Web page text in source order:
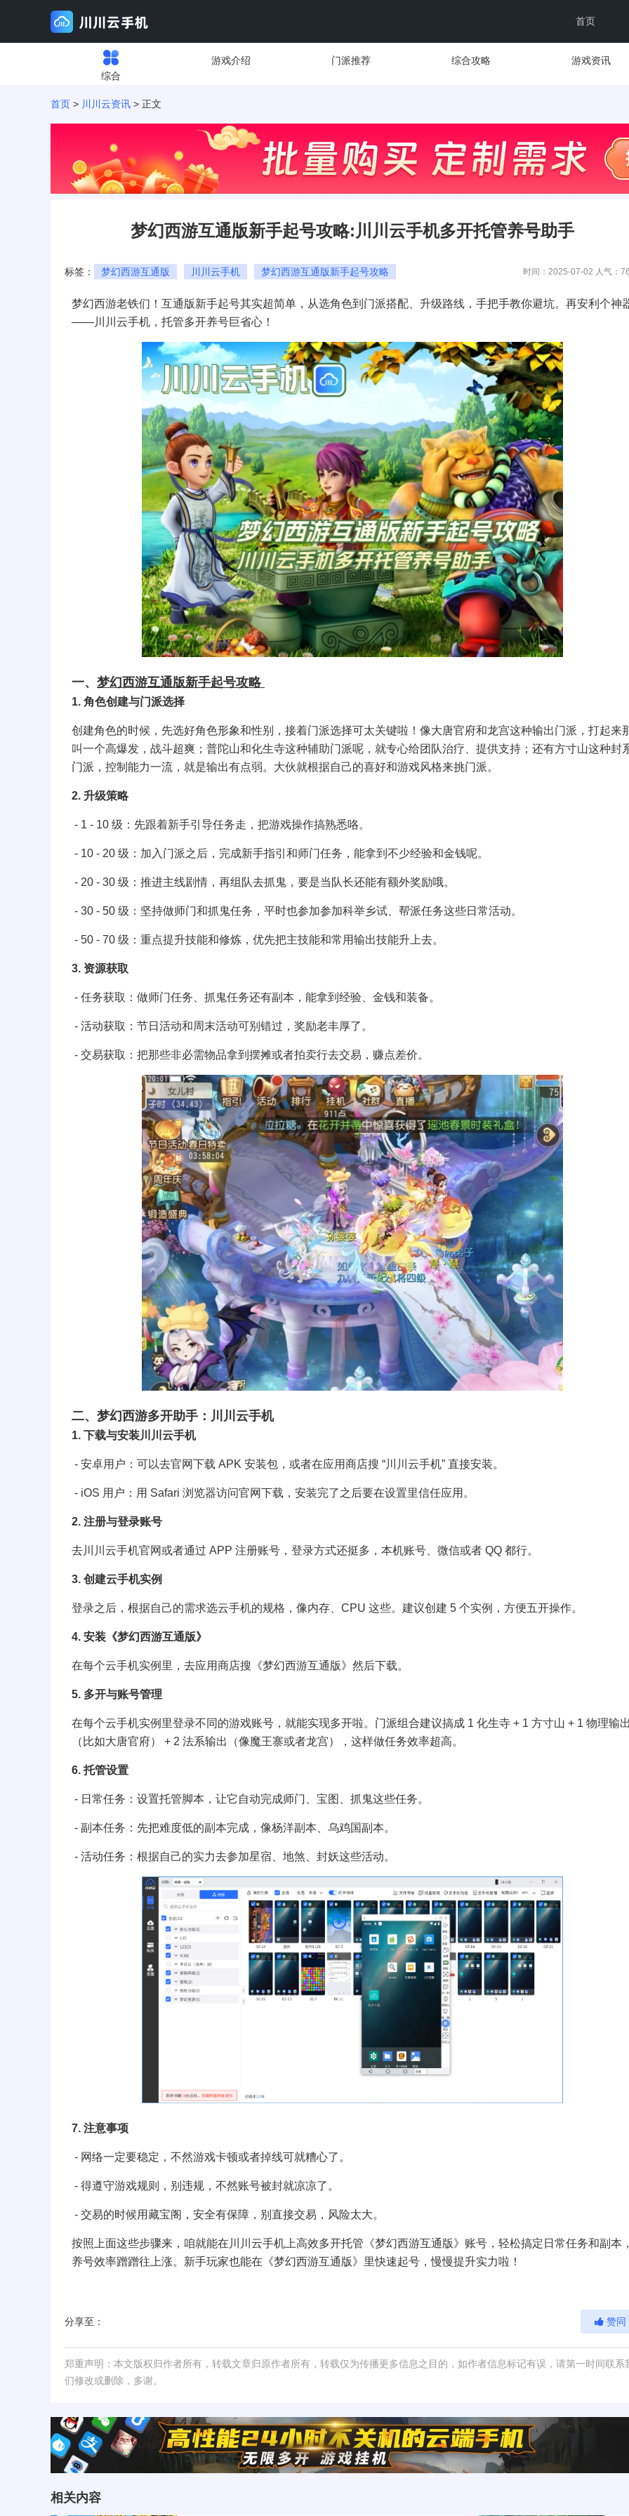
首页
综合
游戏介绍 门派推荐 综合攻略 游戏资讯
首页 > 川川云资讯 > 正文
梦幻西游互通版新手起号攻略:川川云手机多开托管养号助手
时间：2025-07-02 人气：
标签： 梦幻西游互通版 川川云手机 梦幻西游互通版新手起号攻略
梦幻西游老铁们！互通版新手起号其实超简单，从选角色到门派搭配、升级路线，手把手教你避坑。再安利个神
——川川云手机，托管多开养号巨省心！
一、 梦幻西游互通版新手起号攻略
1. 角色创建与门派选择
创建角色的时候，先选好角色形象和性别，接着门派选择可太关键啦！像大唐官府和龙宫这种输出门派，打起来
叫一个高爆发，战斗超爽；普陀山和化生寺这种辅助门派呢，就专心给团队治疗、提供支持；还有方寸山这种封
门派，控制能力一流，就是输出有点弱。大伙就根据自己的喜好和游戏风格来挑门派。
2. 升级策略
- 1 - 10 级：先跟着新手引导任务走，把游戏操作搞熟悉咯。
- 10 - 20 级：加入门派之后，完成新手指引和师门任务，能拿到不少经验和金钱呢。
- 20 - 30 级：推进主线剧情，再组队去抓鬼，要是当队长还能有额外奖励哦。
- 30 - 50 级：坚持做师门和抓鬼任务，平时也参加参加科举乡试、帮派任务这些日常活动。
- 50 - 70 级：重点提升技能和修炼，优先把主技能和常用输出技能升上去。
3. 资源获取
- 任务获取：做师门任务、抓鬼任务还有副本，能拿到经验、金钱和装备。
- 活动获取：节日活动和周末活动可别错过，奖励老丰厚了。
- 交易获取：把那些非必需物品拿到摆摊或者拍卖行去交易，赚点差价。
二、梦幻西游多开助手：川川云手机
1. 下载与安装川川云手机
- 安卓用户：可以去官网下载 APK 安装包，或者在应用商店搜 “川川云手机” 直接安装。
- iOS 用户：用 Safari 浏览器访问官网下载，安装完了之后要在设置里信任应用。
2. 注册与登录账号
去川川云手机官网或者通过 APP 注册账号，登录方式还挺多，本机账号、微信或者 QQ 都行。
3. 创建云手机实例
登录之后，根据自己的需求选云手机的规格，像内存、CPU 这些。建议创建 5 个实例，方便五开操作。
4. 安装《梦幻西游互通版》
在每个云手机实例里，去应用商店搜《梦幻西游互通版》然后下载。
5. 多开与账号管理
在每个云手机实例里登录不同的游戏账号，就能实现多开啦。门派组合建议搞成 1 化生寺 + 1 方寸山 + 1 物理输
（比如大唐官府） + 2 法系输出（像魔王寨或者龙宫），这样做任务效率超高。
6. 托管设置
- 日常任务：设置托管脚本，让它自动完成师门、宝图、抓鬼这些任务。
- 副本任务：先把难度低的副本完成，像杨洋副本、乌鸡国副本。
- 活动任务：根据自己的实力去参加星宿、地煞、封妖这些活动。
7. 注意事项
- 网络一定要稳定，不然游戏卡顿或者掉线可就糟心了。
- 得遵守游戏规则，别违规，不然账号被封就凉凉了。
- 交易的时候用藏宝阁，安全有保障，别直接交易，风险太大。
按照上面这些步骤来，咱就能在 川川云手机 上高效多开托管《梦幻西游互通版》账号，轻松搞定日常任务和副本
养号效率蹭蹭往上涨。新手玩家也能在《梦幻西游互通版》里快速起号，慢慢提升实力啦！
赞同
分享至：
郑重声明：本文版权归作者所有，转载文章归原作者所有，转载仅为传播更多信息之目的，如作者信息标记有误，请第一时间联系
们修改或删除，多谢。
相关内容